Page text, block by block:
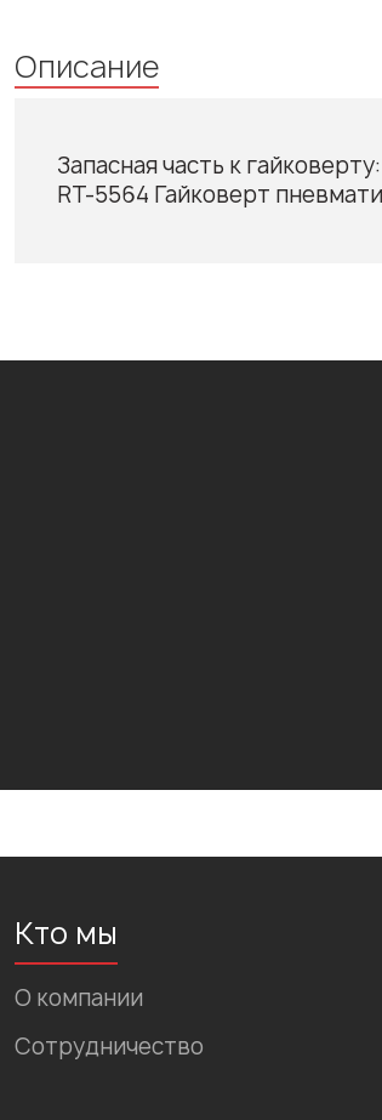
Описание
Запасная часть к гайковерту:
RT-5564 Гайковерт
Кто мы
О компании
Сотрудничество